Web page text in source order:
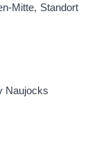
Mitte, Standort
Naujocks